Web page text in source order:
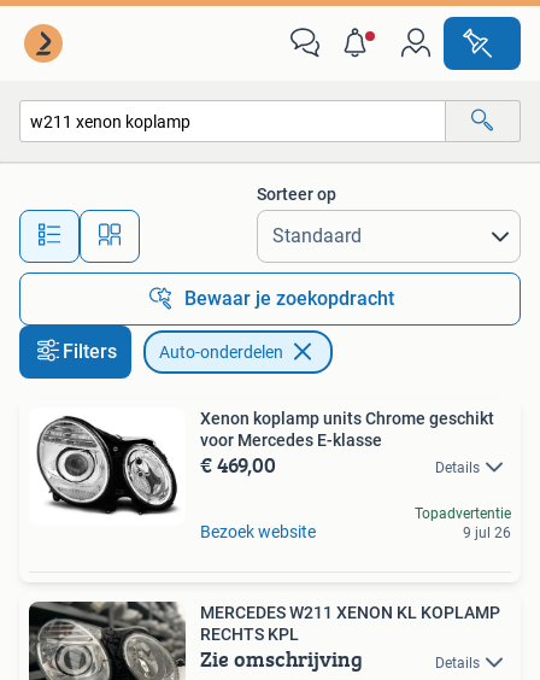
Alle afstanden…
Sorteer op
Bewaar je zoekopdracht
Filters Auto-onderdelen
Xenon koplamp units Chrome geschikt
voor Mercedes E-klasse
€ 469,00 Details
Bezoek website
Topadvertentie
9 jul 26
MERCEDES W211 XENON KL KOPLAMP
RECHTS KPL
Zie omschrijving Details